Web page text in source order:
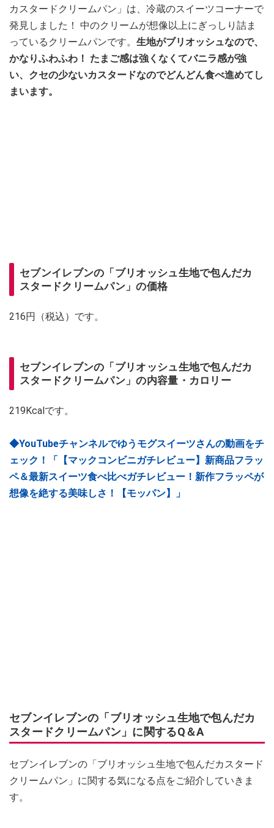
カスタードクリームパン」は、冷蔵のスイーツコーナーで
発見しました！ 中のクリームが想像以上にぎっしり詰ま
っているクリームパンです。 生地がブリオッシュなので、
かなりふわふわ！ たまご感は強くなくてバニラ感が強
い、クセの少ないカスタードなのでどんどん食べ進めてし
まいます。
セブンイレブンの「ブリオッシュ生地で包んだカ
スタードクリームパン」の価格
216円（税込）です。
セブンイレブンの「ブリオッシュ生地で包んだカ
スタードクリームパン」の内容量・カロリー
219Kcalです。
◆YouTubeチャンネルでゆうモグスイーツさんの動画をチ
ェック！「【マックコンビニガチレビュー】新商品フラッ
ペ＆最新スイーツ食べ比べガチレビュー！新作フラッペが
想像を絶する美味しさ！【モッパン】」
セブンイレブンの「ブリオッシュ生地で包んだカ
スタードクリームパン」に関するQ＆A
セブンイレブンの「ブリオッシュ生地で包んだカスタード
クリームパン」に関する気になる点をご紹介していきま
す。